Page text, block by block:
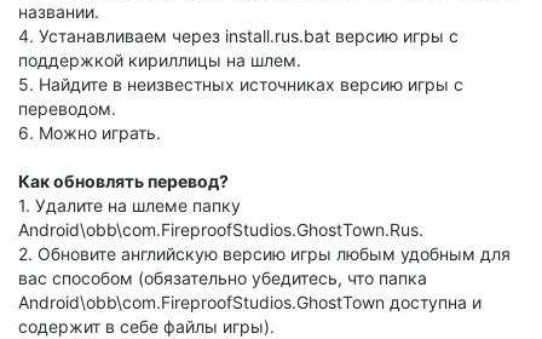
названии.
4. Устанавливаем через install.rus.bat версию игры с
поддержкой кириллицы на шлем.
5. Найдите в неизвестных источниках версию игры с
переводом.
6. Можно играть.
Как обновлять перевод?
1. Удалите на шлеме папку
Android\obb\com.FireproofStudios.GhostTown.Rus.
2. Обновите английскую версию игры любым удобным для
вас способом (обязательно убедитесь, что папка
Android\obb\com.FireproofStudios.GhostTown доступна и
содержит в себе файлы игры).